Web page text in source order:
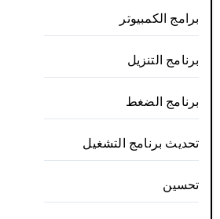
برامج الكمبيوتر
برنامج التنزيل
برنامج الضغط
تحديث برنامج التشغيل
تحسين